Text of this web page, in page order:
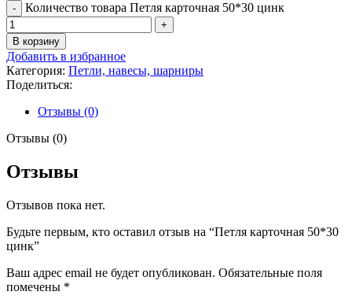
Количество товара Петля карточная 50*30 цинк
В корзину
Добавить в избранное
Категория: Петли, навесы, шарниры
Поделиться:
Отзывы (0)
Отзывы (0)
Отзывы
Отзывов пока нет.
Будьте первым, кто оставил отзыв на “Петля карточная 50*30
цинк”
Ваш адрес email не будет опубликован. Обязательные поля
помечены *